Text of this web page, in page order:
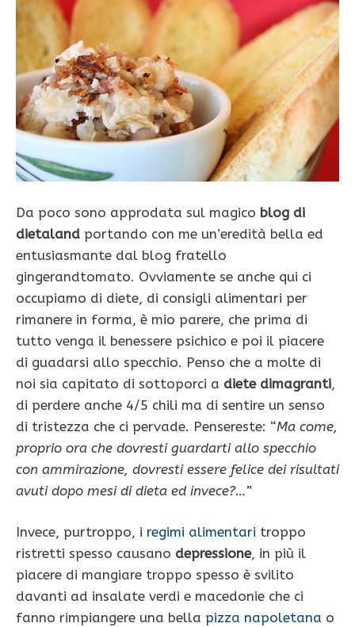
Da poco sono approdata sul magico blog di
dietaland portando con me un’eredità bella ed
entusiasmante dal blog fratello
gingerandtomato. Ovviamente se anche qui ci
occupiamo di diete, di consigli alimentari per
rimanere in forma, è mio parere, che prima di
tutto venga il benessere psichico e poi il piacere
di guadarsi allo specchio. Penso che a molte di
noi sia capitato di sottoporci a diete dimagranti,
di perdere anche 4/5 chili ma di sentire un senso
di tristezza che ci pervade. Pensereste: “Ma come,
proprio ora che dovresti guardarti allo specchio
con ammirazione, dovresti essere felice dei risultati
avuti dopo mesi di dieta ed invece?…”
Invece, purtroppo, i regimi alimentari troppo
ristretti spesso causano depressione, in più il
piacere di mangiare troppo spesso è svilito
davanti ad insalate verdi e macedonie che ci
fanno rimpiangere una bella pizza napoletana o